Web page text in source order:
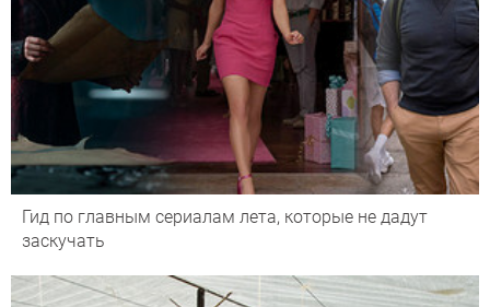
Гид по главным сериалам лета, которые не дадут
заскучать